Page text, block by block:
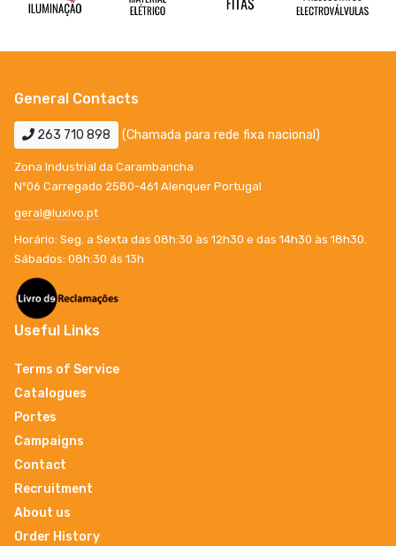
General Contacts
263 710 898 (Chamada para rede fixa nacional)
Zona Industrial da Carambancha
Nº06 Carregado 2580-461 Alenquer Portugal
geral@luxivo.pt
Horário: Seg. a Sexta das 08h:30 às 12h30 e das 14h30 às 18h30.
Sábados: 08h:30 ás 13h
Useful Links
Terms of Service
Catalogues
Portes
Campaigns
Contact
Recruitment
About us
Order History